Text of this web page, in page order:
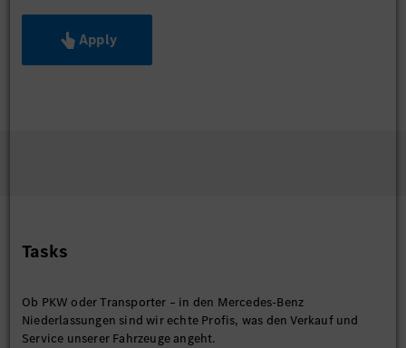
Apply
Tasks
Ob PKW oder Transporter – in den Mercedes-Benz
Niederlassungen sind wir echte Profis, was den Verkauf und
Service unserer Fahrzeuge angeht.